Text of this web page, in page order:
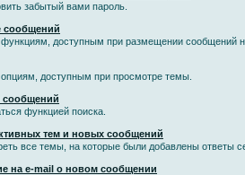
забытый вами пароль.
сообщений
функциям, доступным при размещении сообщений
доступным при просмотре темы.
сообщений
функцией поиска.
тем и новых сообщений
все темы, на которые были добавлены ответы
на е-mail о новом сообщении